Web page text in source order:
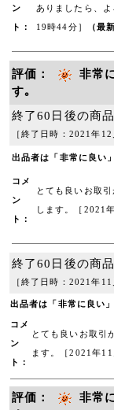
ン
ト：
ありましたら、
19時44分］ （最
評価：
非常
す｡
終了60日後の商
［終了日時：2021年
出品者は「非常に良い
コメ
ン
ト：
とても良いお取
します。［2021
終了60日後の商
［終了日時：2021年
出品者は「非常に良い
コメ
ン
ト：
とても良いお取引
ます。［2021年
評価：
非常